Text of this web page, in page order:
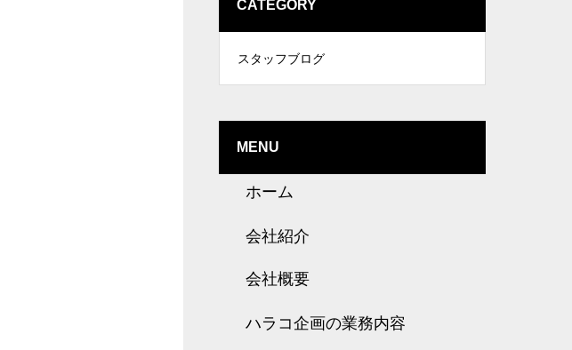
CATEGORY
スタッフブログ
MENU
ホーム
会社紹介
会社概要
ハラコ企画の業務内容